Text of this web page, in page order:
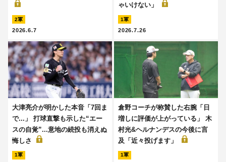
2軍
2026.6.7
ゃいけない」
1軍
2026.7.26
大津亮介が明かした本音「7回ま
で...」 打球直撃も示した“エー
スの自覚”...意地の続投も消えぬ
悔しさ
1軍
倉野コーチが称賛した右腕「日
増しに評価が上がっている」 木
村光&ヘルナンデスの今後に言
及「近々投げます」
1軍